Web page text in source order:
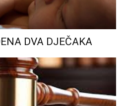
DVA DJEČAKA